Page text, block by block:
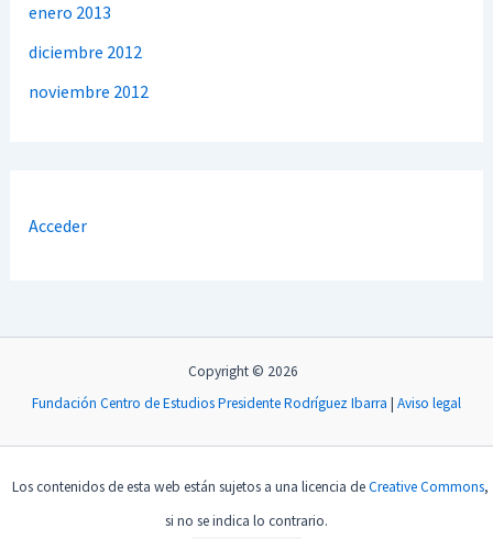
enero 2013
diciembre 2012
noviembre 2012
Acceder
Copyright © 2026
Fundación Centro de Estudios Presidente Rodríguez Ibarra | Aviso legal
Los contenidos de esta web están sujetos a una licencia deCreative Commons,
si no se indica lo contrario.